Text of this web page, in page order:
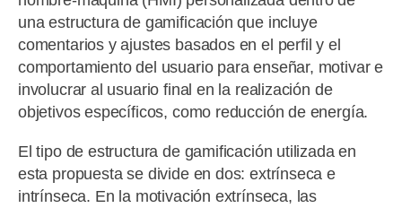
una estructura de gamificación que incluye
comentarios y ajustes basados ​​en el perfil y el
comportamiento del usuario para enseñar, motivar e
involucrar al usuario final en la realización de
objetivos específicos, como reducción de energía.
El tipo de estructura de gamificación utilizada en
esta propuesta se divide en dos: extrínseca e
intrínseca. En la motivación extrínseca, las